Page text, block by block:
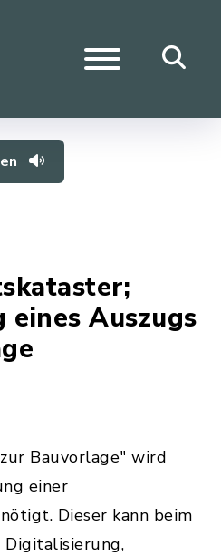
eines Auszugs
Bauvorlage" wird
einer
Dieser kann beim